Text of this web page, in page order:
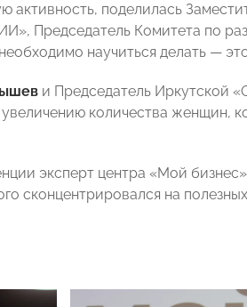
поделилась
Председатель Комитета по
научиться делать —
и Председатель
количества женщин,
эксперт центра «Мой бизнес»
сконцентрировался на